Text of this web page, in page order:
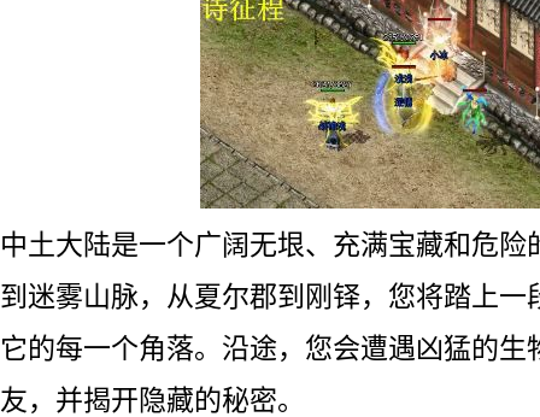
中土大陆是一个广阔无垠、充满宝藏和危险
到迷雾山脉，从夏尔郡到刚铎，您将踏上一
它的每一个角落。沿途，您会遭遇凶猛的生
友，并揭开隐藏的秘密。